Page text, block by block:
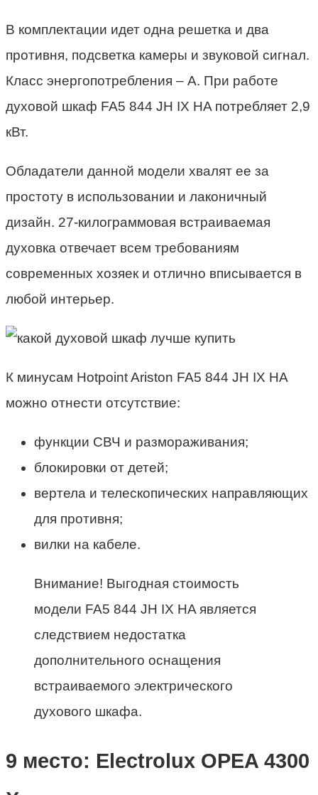
В комплектации идет одна решетка и два
противня, подсветка камеры и звуковой сигнал.
Класс энергопотребления – А. При работе
духовой шкаф FA5 844 JH IX HA потребляет 2,9
кВт.
Обладатели данной модели хвалят ее за
простоту в использовании и лаконичный
дизайн. 27-килограммовая встраиваемая
духовка отвечает всем требованиям
современных хозяек и отлично вписывается в
любой интерьер.
К минусам Hotpoint Ariston FA5 844 JH IX HA
можно отнести отсутствие:
функции СВЧ и размораживания;
блокировки от детей;
вертела и телескопических направляющих
для противня;
вилки на кабеле.
Внимание! Выгодная стоимость
модели FA5 844 JH IX HA является
следствием недостатка
дополнительного оснащения
встраиваемого электрического
духового шкафа.
9 место: Electrolux OPEA 4300